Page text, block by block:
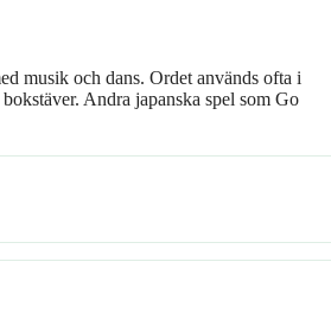
musik och dans. Ordet används ofta i
Andra japanska spel som Go